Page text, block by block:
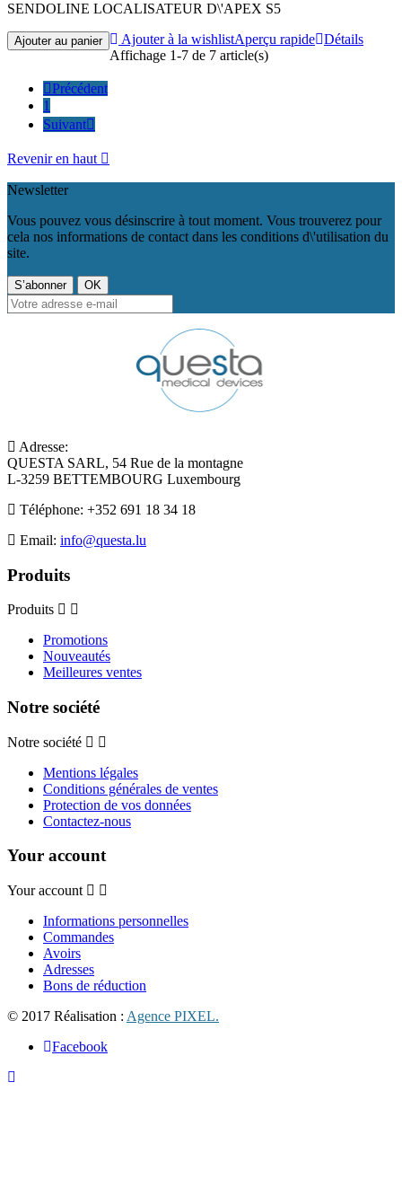
SENDOLINE LOCALISATEUR D\'APEX S5
Ajouter au panier Ajouter à la wishlistAperçu rapide Détails
Affichage 1-7 de 7 article(s)
Précédent
1
Suivant
Revenir en haut 
Newsletter
Vous pouvez vous désinscrire à tout moment. Vous trouverez pour
cela nos informations de contact dans les conditions d\'utilisation du
site.
Adresse:
QUESTA SARL, 54 Rue de la montagne
L-3259 BETTEMBOURG Luxembourg
Téléphone: +352 691 18 34 18
Email: info@questa.lu
Produits
Produits
Promotions
Nouveautés
Meilleures ventes
Notre société
Notre société
Mentions légales
Conditions générales de ventes
Protection de vos données
Contactez-nous
Your account
Your account
Informations personnelles
Commandes
Avoirs
Adresses
Bons de réduction
© 2017 Réalisation : Agence PIXEL.
Facebook